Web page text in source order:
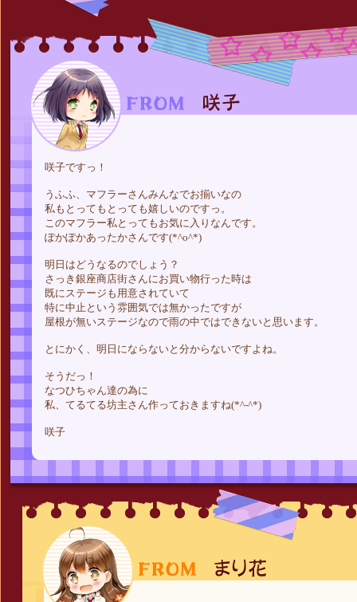
咲子ですっ！
うふふ、マフラーさんみんなでお揃いなの
私もとってもとっても嬉しいのですっ。
このマフラー私とってもお気に入りなんです。
ぽかぽかあったかさんです(*^o^*)
明日はどうなるのでしょう？
さっき銀座商店街さんにお買い物行った時は
既にステージも用意されていて
特に中止という雰囲気では無かったですが
屋根が無いステージなので雨の中ではできないと思います。
とにかく、明日にならないと分からないですよね。
そうだっ！
なつひちゃん達の為に
私、てるてる坊主さん作っておきますね(*^-^*)
咲子